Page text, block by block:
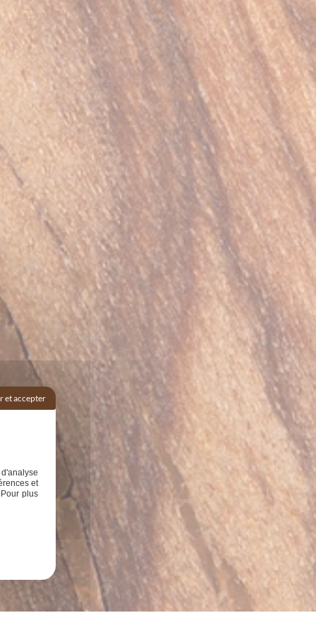
et accepter
et
plus